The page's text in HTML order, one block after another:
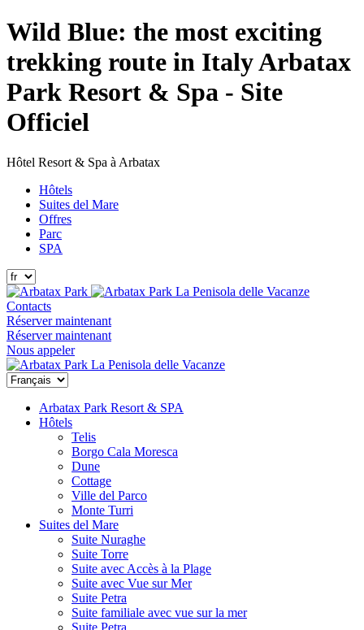
Wild Blue: the most exciting
trekking route in Italy Arbatax
Park Resort & Spa - Site
Officiel
Hôtel Resort & Spa à Arbatax
Hôtels
Suites del Mare
Offres
Parc
SPA
La Penisola delle Vacanze
Contacts
Réserver maintenant
Réserver maintenant
Nous appeler
La Penisola delle Vacanze
Arbatax Park Resort & SPA
Hôtels
Telis
Borgo Cala Moresca
Dune
Cottage
Ville del Parco
Monte Turri
Suites del Mare
Suite Nuraghe
Suite Torre
Suite avec Accès à la Plage
Suite avec Vue sur Mer
Suite Petra
Suite familiale avec vue sur la mer
Suite Petra